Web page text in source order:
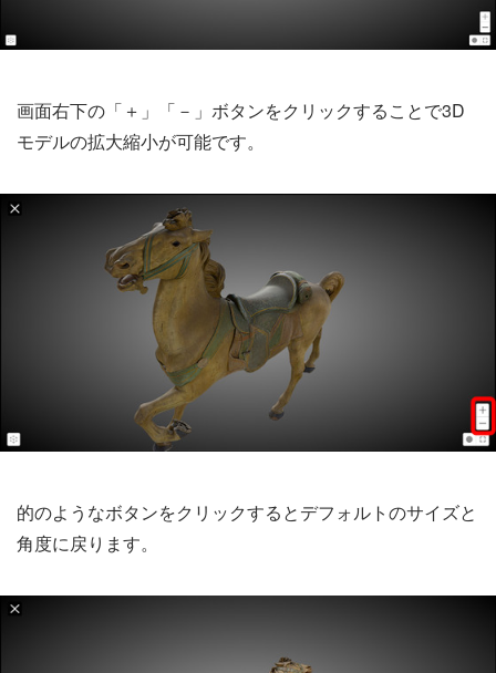
画面右下の「＋」「－」ボタンをクリックすることで3D
モデルの拡大縮小が可能です。
的のようなボタンをクリックするとデフォルトのサイズと
角度に戻ります。